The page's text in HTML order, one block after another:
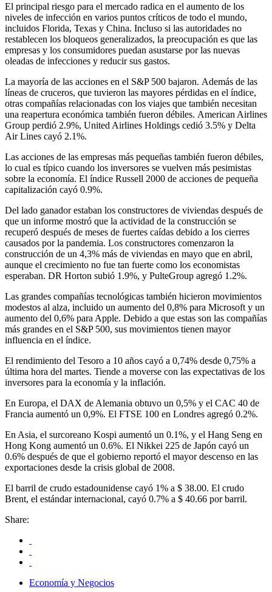
El principal riesgo para el mercado radica en el aumento de los
niveles de infección en varios puntos críticos de todo el mundo,
incluidos Florida, Texas y China. Incluso si las autoridades no
restablecen los bloqueos generalizados, la preocupación es que las
empresas y los consumidores puedan asustarse por las nuevas
oleadas de infecciones y reducir sus gastos.
La mayoría de las acciones en el S&P 500 bajaron. Además de las
líneas de cruceros, que tuvieron las mayores pérdidas en el índice,
otras compañías relacionadas con los viajes que también necesitan
una reapertura económica también fueron débiles. American Airlines
Group perdió 2.9%, United Airlines Holdings cedió 3.5% y Delta
Air Lines cayó 2.1%.
Las acciones de las empresas más pequeñas también fueron débiles,
lo cual es típico cuando los inversores se vuelven más pesimistas
sobre la economía. El índice Russell 2000 de acciones de pequeña
capitalización cayó 0.9%.
Del lado ganador estaban los constructores de viviendas después de
que un informe mostró que la actividad de la construcción se
recuperó después de meses de fuertes caídas debido a los cierres
causados ​​por la pandemia. Los constructores comenzaron la
construcción de un 4,3% más de viviendas en mayo que en abril,
aunque el crecimiento no fue tan fuerte como los economistas
esperaban. DR Horton subió 1.9%, y PulteGroup agregó 1.2%.
Las grandes compañías tecnológicas también hicieron movimientos
modestos al alza, incluido un aumento del 0,8% para Microsoft y un
aumento del 0,6% para Apple. Debido a que estas son las compañías
más grandes en el S&P 500, sus movimientos tienen mayor
influencia en el índice.
El rendimiento del Tesoro a 10 años cayó a 0,74% desde 0,75% a
última hora del martes. Tiende a moverse con las expectativas de los
inversores para la economía y la inflación.
En Europa, el DAX de Alemania obtuvo un 0,5% y el CAC 40 de
Francia aumentó un 0,9%. El FTSE 100 en Londres agregó 0.2%.
En Asia, el surcoreano Kospi aumentó un 0.1%, y el Hang Seng en
Hong Kong aumentó un 0.6%. El Nikkei 225 de Japón cayó un
0.6% después de que el gobierno reportó el mayor descenso en las
exportaciones desde la crisis global de 2008.
El barril de crudo estadounidense cayó 1% a $ 38.00. El crudo
Brent, el estándar internacional, cayó 0.7% a $ 40.66 por barril.
Share:
Economía y Negocios